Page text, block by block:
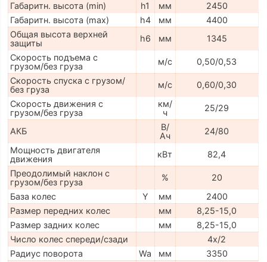
Габаритн. высота (min)
h1 мм
2450
Габаритн. высота (max)
h4 мм
4400
Общая высота верхней
защиты
h6 мм
1345
Скорость подъема с
грузом/без груза
м/с
0,50/0,53
Скорость спуска с грузом/
без груза
м/с
0,60/0,30
Скорость движения с
грузом/без груза
км/
ч
25/29
АКБ
В/
Ач
24/80
Мощность двигателя
движения
кВт
82,4
Преодолимый наклон с
грузом/без груза
%
20
База колес
Y мм
2400
Размер передних колес
мм
8,25-15,0
Размер задних колес
мм
8,25-15,0
Число колес спереди/сзади
4х/2
Радиус поворота
Wa мм
3350